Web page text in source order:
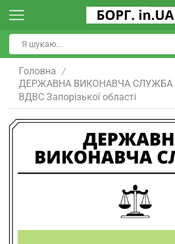
Головна /
ДЕРЖАВНА ВИКОНАВЧА СЛУЖБА
ВДВС Запорізької області